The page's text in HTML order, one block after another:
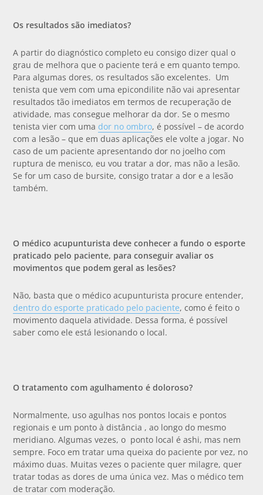
Os resultados são imediatos?
A partir do diagnóstico completo eu consigo dizer qual o
grau de melhora que o paciente terá e em quanto tempo.
Para algumas dores, os resultados são excelentes. Um
tenista que vem com uma epicondilite não vai apresentar
resultados tão imediatos em termos de recuperação de
atividade, mas consegue melhorar da dor. Se o mesmo
tenista vier com uma dor no ombro, é possível – de acordo
com a lesão – que em duas aplicações ele volte a jogar. No
caso de um paciente apresentando dor no joelho com
ruptura de menisco, eu vou tratar a dor, mas não a lesão.
Se for um caso de bursite, consigo tratar a dor e a lesão
também.
O médico acupunturista deve conhecer a fundo o esporte
praticado pelo paciente, para conseguir avaliar os
movimentos que podem geral as lesões?
Não, basta que o médico acupunturista procure entender,
dentro do esporte praticado pelo paciente, como é feito o
movimento daquela atividade. Dessa forma, é possível
saber como ele está lesionando o local.
O tratamento com agulhamento é doloroso?
Normalmente, uso agulhas nos pontos locais e pontos
regionais e um ponto à distância , ao longo do mesmo
meridiano. Algumas vezes, o ponto local é ashi, mas nem
sempre. Foco em tratar uma queixa do paciente por vez, no
máximo duas. Muitas vezes o paciente quer milagre, quer
tratar todas as dores de uma única vez. Mas o médico tem
de tratar com moderação.